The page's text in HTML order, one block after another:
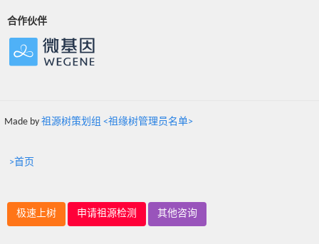
合作伙伴
Made by 祖源树策划组 <祖缘树管理员名单>
>首页
极速上树 申请祖源检测 其他咨询